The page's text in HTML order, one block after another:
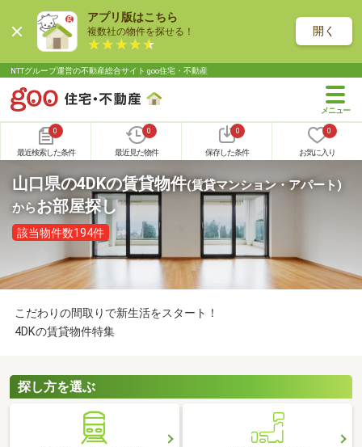
アプリ版はこちら
複数社の物件を探せる！ 開く
NTTグループ運営の不動産総合サイト goo住宅・不動産
0
最近検索した条件
0
最近見た物件
0
保存した条件
0
お気に入り
山口県の4DKの賃貸物件(賃貸マンション・アパート)
からお部屋探し
該当物件数194件
こだわりの間取りで新生活をスタート！
4DKの賃貸物件特集
探し方を選ぶ